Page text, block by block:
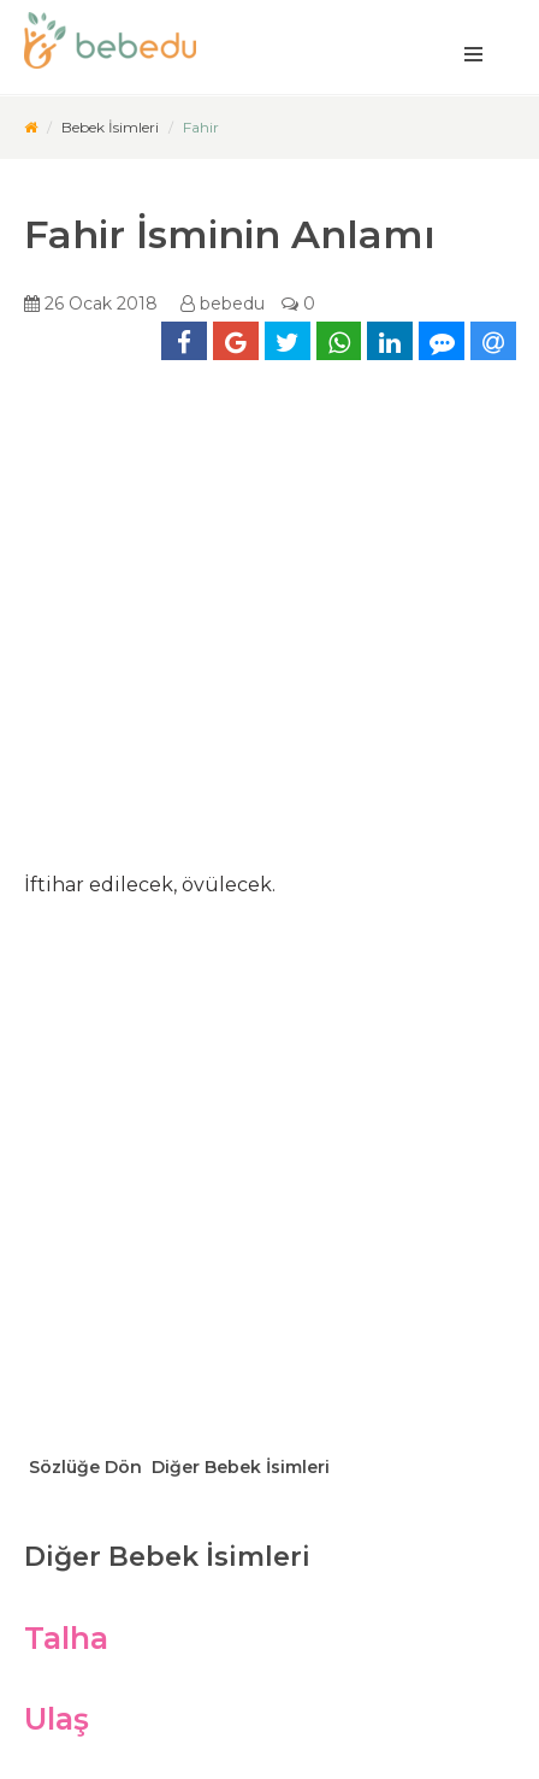
Bebek İsimleri Fahir
Fahir İsminin Anlamı
26 Ocak 2018 bebedu 0
İftihar edilecek, övülecek.
Sözlüğe Dön Diğer Bebek İsimleri
Diğer Bebek İsimleri
Talha
Ulaş